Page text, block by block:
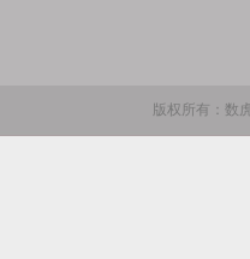
版权所有：数